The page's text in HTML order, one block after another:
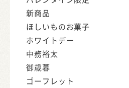
新商品
ほしいものお菓子
ホワイトデー
中務裕太
御歳暮
ゴーフレット